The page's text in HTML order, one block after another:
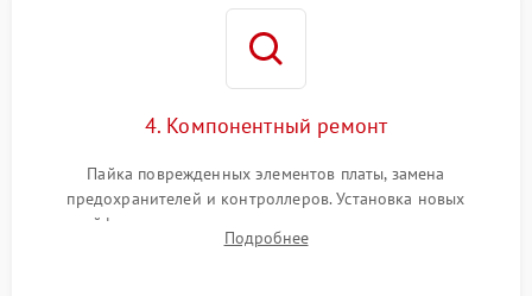
4. Компонентный ремонт
Пайка поврежденных элементов платы, замена
предохранителей и контроллеров. Установка новых
шлейфов, дисплея, механизма затвора или двигателя
автофокуса. Восстановление геометрии тубуса объектива
Подробнее